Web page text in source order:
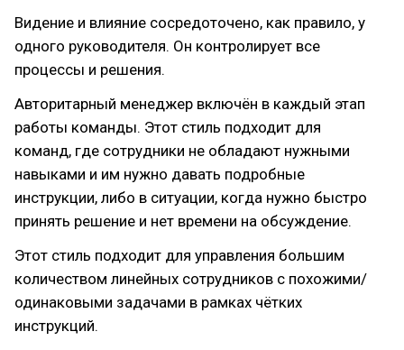
Видение и влияние сосредоточено, как правило, у
одного руководителя. Он контролирует все
процессы и решения.
Авторитарный менеджер включён в каждый этап
работы команды. Этот стиль подходит для
команд, где сотрудники не обладают нужными
навыками и им нужно давать подробные
инструкции, либо в ситуации, когда нужно быстро
принять решение и нет времени на обсуждение.
Этот стиль подходит для управления большим
количеством линейных сотрудников с похожими/
одинаковыми задачами в рамках чётких
инструкций.